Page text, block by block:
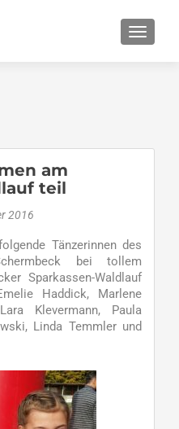
am
teil
2016
Tänzerinnen des
bei tollem
Sparkassen-Waldlauf
Haddick, Marlene
Klevermann, Paula
Linda Temmler und